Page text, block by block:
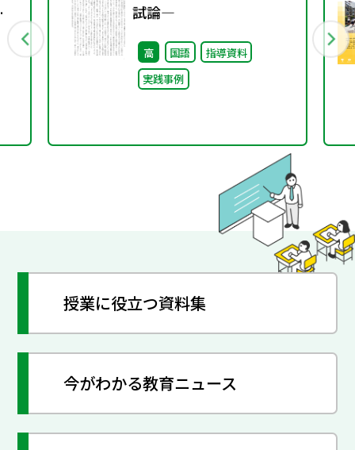
試論―
高 国語
指導資料
実践事例
授業に役立つ資料集
今がわかる教育ニュース